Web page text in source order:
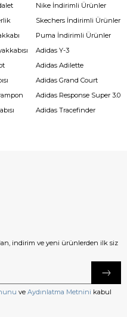
Nike İndirimli Ürünler
Skechers İndirimli Ürünler
Puma İndirimli Ürünler
Adidas Y-3
Adidas Adilette
Adidas Grand Court
Adidas Response Super 3.0
Adidas Tracefinder
indirim ve yeni ürünlerden ilk siz
ve Aydınlatma Metnini kabul